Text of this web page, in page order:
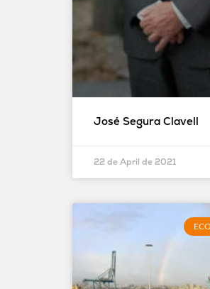
José Segura Clavell
22 de April de 2021